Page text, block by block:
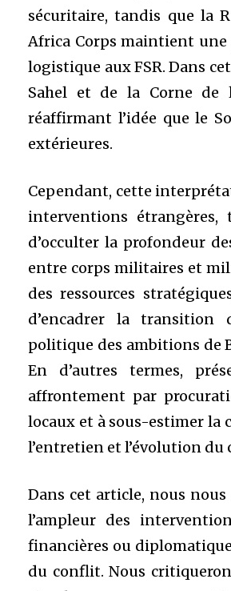
sécuritaire, tandis que la
Africa Corps maintient une
logistique aux FSR. Dans
Sahel et de la Corne de
réaffirmant l’idée que le
extérieures.
Cependant, cette
interventions
d’occulter la profondeur
entre corps militaires et
des ressources
d’encadrer la transition
politique des ambitions de
En d’autres termes,
affrontement par
locaux et à sous-estimer la
l’entretien et l’évolution du
Dans cet article, nous
l’ampleur des
financières ou
du conflit. Nous